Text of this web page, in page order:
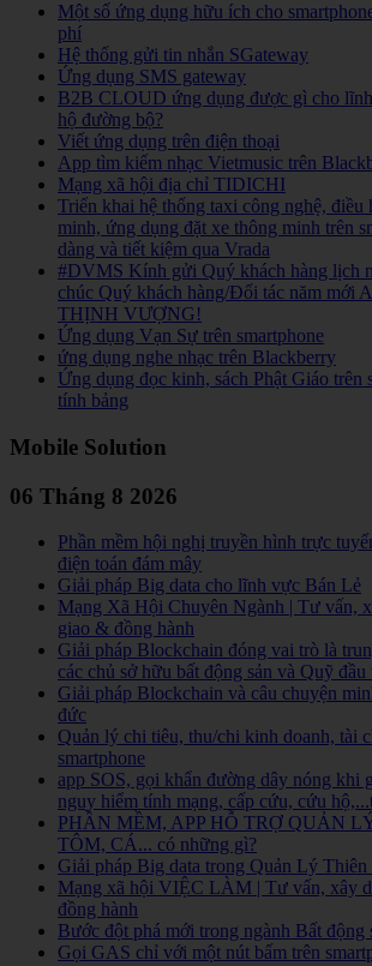
Một số ứng dụng hữu ích cho
phí
Hệ thống gửi tin nhắn SGateway
Ứng dụng SMS gateway
B2B CLOUD ứng dụng được gì cho
hộ đường bộ?
Viết ứng dụng trên điện thoại
App tìm kiếm nhạc Vietmusic trên
Mạng xã hội địa chỉ TIDICHI
Triển khai hệ thống taxi công nghệ, điều
minh, ứng dụng đặt xe thông minh trên
dàng và tiết kiệm qua Vrada
#DVMS Kính gửi Quý khách hàng lịch
chúc Quý khách hàng/Đối tác năm mới
THỊNH VƯỢNG!
Ứng dụng Vạn Sự trên smartphone
ứng dụng nghe nhạc trên Blackberry
Ứng dụng đọc kinh, sách Phật Giáo trên
tính bảng
Mobile Solution
06 Tháng 8 2026
Phần mềm hội nghị truyền hình trực
điện toán đám mây
Giải pháp Big data cho lĩnh vực Bán Lẻ
Mạng Xã Hội Chuyên Ngành | Tư vấn,
giao & đồng hành
Giải pháp Blockchain đóng vai trò là
các chủ sở hữu bất động sản và Quỹ đầu
Giải pháp Blockchain và câu chuyện
đức
Quản lý chi tiêu, thu/chi kinh doanh, tài
smartphone
app SOS, gọi khẩn đường dây nóng khi
nguy hiểm tính mạng, cấp cứu, cứu
PHẦN MỀM, APP HỖ TRỢ QUẢN
TÔM, CÁ... có những gì?
Giải pháp Big data trong Quản Lý Thiên
Mạng xã hội VIỆC LÀM | Tư vấn, xây
đồng hành
Bước đột phá mới trong ngành Bất động
Gọi GAS chỉ với một nút bấm trên